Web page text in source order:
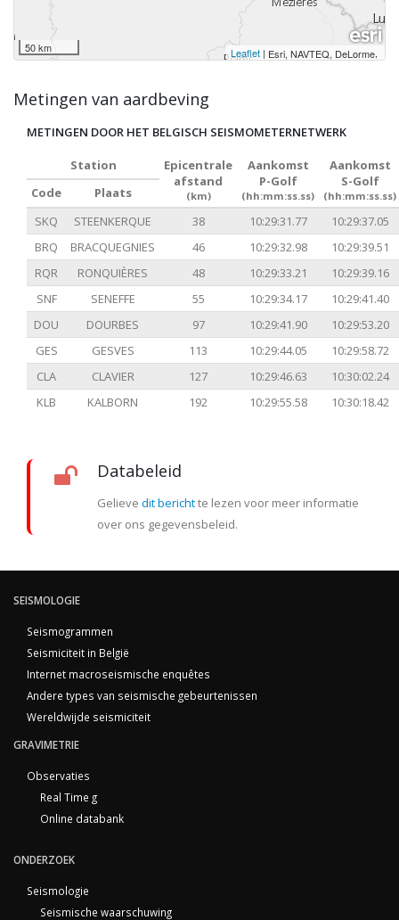
50 km Leaflet | Esri, NAVTEQ, DeLorme,
Metingen van aardbeving
METINGEN DOOR HET BELGISCH SEISMOMETERNETWERK
Station
Epicentrale
afstand
(km)
Aankomst
P-Golf
(hh:mm:ss.ss)
Aankomst
S-Golf
(hh:mm:ss.ss)
Code
Plaats
SKQ
STEENKERQUE 38 10:29:31.77
10:29:37.05
BRQ
BRACQUEGNIES 46 10:29:32.98
10:29:39.51
RQR
RONQUIÈRES 48 10:29:33.21
10:29:39.16
SNF
SENEFFE 55 10:29:34.17
10:29:41.40
DOU
DOURBES 97 10:29:41.90
10:29:53.20
GES
GESVES 113 10:29:44.05
10:29:58.72
CLA
CLAVIER 127 10:29:46.63
10:30:02.24
KLB
KALBORN 192 10:29:55.58 10:30:18.42
Databeleid
Gelieve dit berichtte lezen voor meer informatie
over ons gegevensbeleid.
SEISMOLOGIE
Seismogrammen
Seismiciteit in België
Internet macroseismische enquêtes
Andere types van seismische gebeurtenissen
Wereldwijde seismiciteit
GRAVIMETRIE
Observaties
Real Time g
Online databank
ONDERZOEK
Seismologie
Seismische waarschuwing